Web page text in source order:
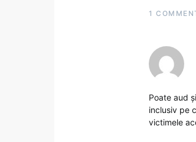
1
Poate aud
inclusiv pe
victimele